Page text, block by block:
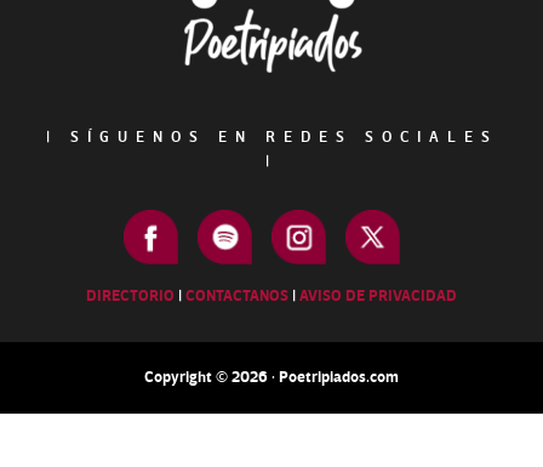
|
SÍGUENOS EN REDES SOCIALES
|
DIRECTORIO |CONTACTANOS |AVISO DE PRIVACIDAD
Copyright © 2026 · Poetripiados.com